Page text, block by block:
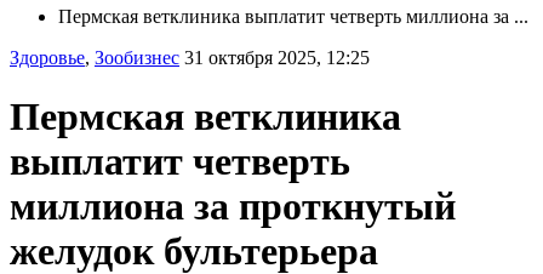
Пермская ветклиника выплатит четверть миллиона за ...
Здоровье, Зообизнес 31 октября 2025, 12:25
Пермская ветклиника
выплатит четверть
миллиона за проткнутый
желудок бультерьера